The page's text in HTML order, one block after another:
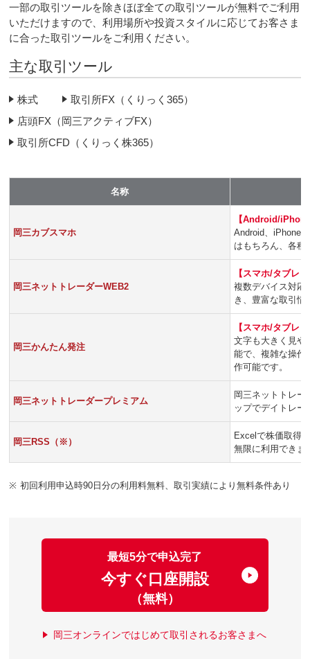
一部の取引ツールを除きほぼ全ての取引ツールが無料でご利用
いただけますので、利用場所や投資スタイルに応じてお客さま
に合った取引ツールをご利用ください。
主な取引ツール
株式
取引所FX（くりっく365）
店頭FX（岡三アクティブFX）
取引所CFD（くりっく株365）
名称
岡三カブスマホ
【Android/
Android、iPhone
はもちろん、各種
岡三ネットトレーダーWEB2
【スマホ/タブレ
複数デバイス対応
き、豊富な取引
岡三かんたん発注
【スマホ/タブレ
文字も大きく見や
能で、複雑な操作
作可能です。
岡三ネットトレーダープレミアム
岡三ネットトレ
ップでデイトレ
岡三RSS（※）
Excelで株価取得
無限に利用できま
※ 初回利用申込時90日分の利用料無料、取引実績により無料条件あり
最短5分で申込完了
今すぐ口座開設
（無料）
岡三オンラインではじめて取引されるお客さまへ